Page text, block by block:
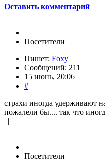
Оставить комментарий
Посетители
Пишет: Foxy |
Сообщений: 211 |
15 июнь, 20:06
#
страхи иногда удерживают
пожалели бы.... так что
| |
Посетители